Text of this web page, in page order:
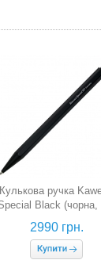
Кулькова ручка
Black (чорна,
мм)
2990 грн.